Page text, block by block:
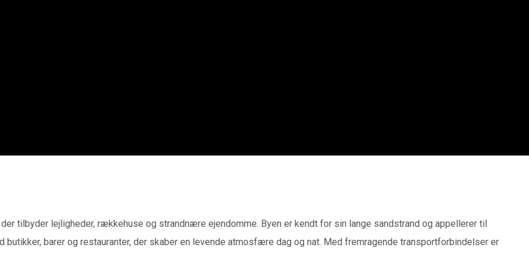
tilbyder lejligheder, rækkehuse og strandnære ejendomme. Byen er kendt for sin lange sandstrand og appellerer til
barer og restauranter, der skaber en levende atmosfære dag og nat. Med fremragende transportforbindelser er